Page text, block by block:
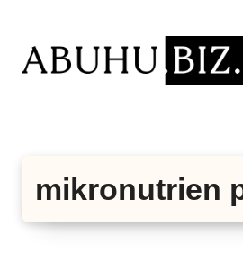
konten
mikronutrien